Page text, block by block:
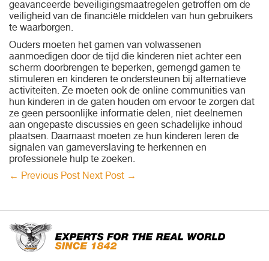
geavanceerde beveiligingsmaatregelen getroffen om de
veiligheid van de financiële middelen van hun gebruikers
te waarborgen.
Ouders moeten het gamen van volwassenen
aanmoedigen door de tijd die kinderen niet achter een
scherm doorbrengen te beperken, gemengd gamen te
stimuleren en kinderen te ondersteunen bij alternatieve
activiteiten. Ze moeten ook de online communities van
hun kinderen in de gaten houden om ervoor te zorgen dat
ze geen persoonlijke informatie delen, niet deelnemen
aan ongepaste discussies en geen schadelijke inhoud
plaatsen. Daarnaast moeten ze hun kinderen leren de
signalen van gameverslaving te herkennen en
professionele hulp te zoeken.
← Previous Post Next Post →